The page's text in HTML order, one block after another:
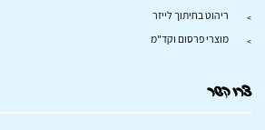
ריהוט בחיתוך לייזר
מוצרי פרסום וקד"מ
צרו קשר